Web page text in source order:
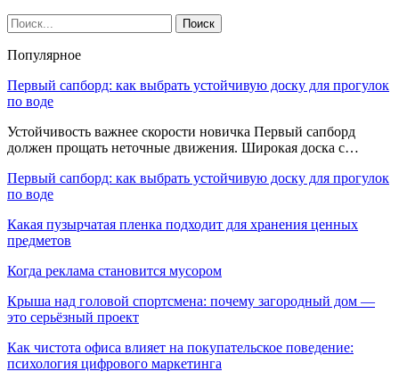
Популярное
Первый сапборд: как выбрать устойчивую доску для прогулок
по воде
Устойчивость важнее скорости новичка Первый сапборд
должен прощать неточные движения. Широкая доска с…
Первый сапборд: как выбрать устойчивую доску для прогулок
по воде
Какая пузырчатая пленка подходит для хранения ценных
предметов
Когда реклама становится мусором
Крыша над головой спортсмена: почему загородный дом —
это серьёзный проект
Как чистота офиса влияет на покупательское поведение:
психология цифрового маркетинга